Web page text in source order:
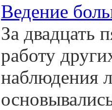
Ведение
За двадцать
работу
наблюдения